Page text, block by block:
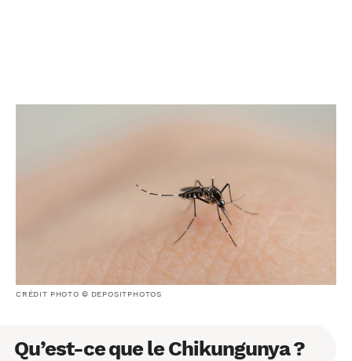
CRÉDIT PHOTO © DEPOSITPHOTOS
Qu’est-ce que le Chikungunya ?